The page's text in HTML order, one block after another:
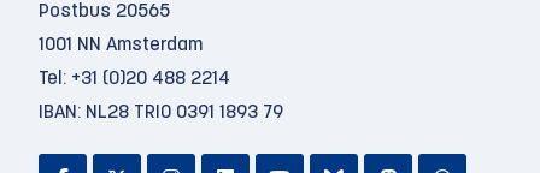
Postbus 20565
1001 NN Amsterdam
Tel: +31 (0)20 488 2214
IBAN: NL28 TRIO 0391 1893 79